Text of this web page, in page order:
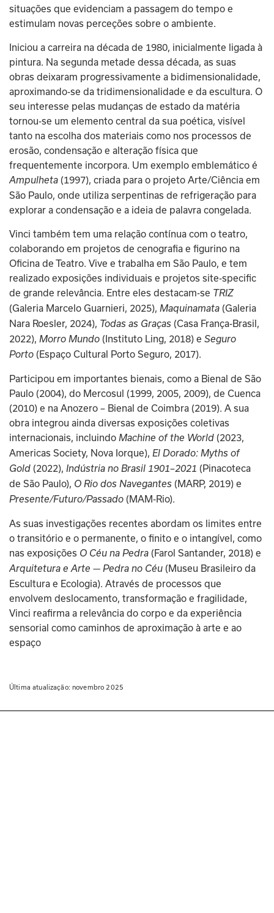
situações que evidenciam a passagem do tempo e
estimulam novas perceções sobre o ambiente.
Iniciou a carreira na década de 1980, inicialmente ligada à
pintura. Na segunda metade dessa década, as suas
obras deixaram progressivamente a bidimensionalidade,
aproximando-se da tridimensionalidade e da escultura. O
seu interesse pelas mudanças de estado da matéria
tornou-se um elemento central da sua poética, visível
tanto na escolha dos materiais como nos processos de
erosão, condensação e alteração física que
frequentemente incorpora. Um exemplo emblemático é
Ampulheta (1997), criada para o projeto Arte/Ciência em
São Paulo, onde utiliza serpentinas de refrigeração para
explorar a condensação e a ideia de palavra congelada.
Vinci também tem uma relação contínua com o teatro,
colaborando em projetos de cenografia e figurino na
Oficina de Teatro. Vive e trabalha em São Paulo, e tem
realizado exposições individuais e projetos site-specific
de grande relevância. Entre eles destacam-se TRIZ
(Galeria Marcelo Guarnieri, 2025), Maquinamata (Galeria
Nara Roesler, 2024), Todas as Graças (Casa França-Brasil,
2022), Morro Mundo (Instituto Ling, 2018) e Seguro
Porto (Espaço Cultural Porto Seguro, 2017).
Participou em importantes bienais, como a Bienal de São
Paulo (2004), do Mercosul (1999, 2005, 2009), de Cuenca
(2010) e na Anozero – Bienal de Coimbra (2019). A sua
obra integrou ainda diversas exposições coletivas
internacionais, incluindo Machine of the World (2023,
Americas Society, Nova Iorque), El Dorado: Myths of
Gold (2022), Indústria no Brasil 1901–2021 (Pinacoteca
de São Paulo), O Rio dos Navegantes (MARP, 2019) e
Presente/Futuro/Passado (MAM-Rio).
As suas investigações recentes abordam os limites entre
o transitório e o permanente, o finito e o intangível, como
nas exposições O Céu na Pedra (Farol Santander, 2018) e
Arquitetura e Arte — Pedra no Céu (Museu Brasileiro da
Escultura e Ecologia). Através de processos que
envolvem deslocamento, transformação e fragilidade,
Vinci reafirma a relevância do corpo e da experiência
sensorial como caminhos de aproximação à arte e ao
espaço
Última atualização: novembro 2025